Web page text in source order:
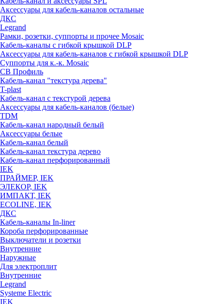
Аксессуары для кабель-каналов остальные
ДКС
Legrand
Рамки, розетки, суппорты и прочее Mosaic
Кабель-каналы с гибкой крышкой DLP
Аксессуары для кабель-каналов с гибкой крышкой DLP
Суппорты для к.-к. Mosaic
СВ Профиль
Кабель-канал "текстура дерева"
T-plast
Кабель-канал с текстурой дерева
Аксессуары для кабель-каналов (белые)
TDM
Кабель-канал народный белый
Аксессуары белые
Кабель-канал белый
Кабель-канал текстура дерево
Кабель-канал перфорированный
IEK
ПРАЙМЕР, IEK
ЭЛЕКОР, IEK
ИМПАКТ, IEK
ECOLINE, IEK
ДКС
Кабель-каналы In-liner
Короба перфорированные
Выключатели и розетки
Внутренние
Наружные
Для электроплит
Внутренние
Legrand
Systeme Electric
IEK